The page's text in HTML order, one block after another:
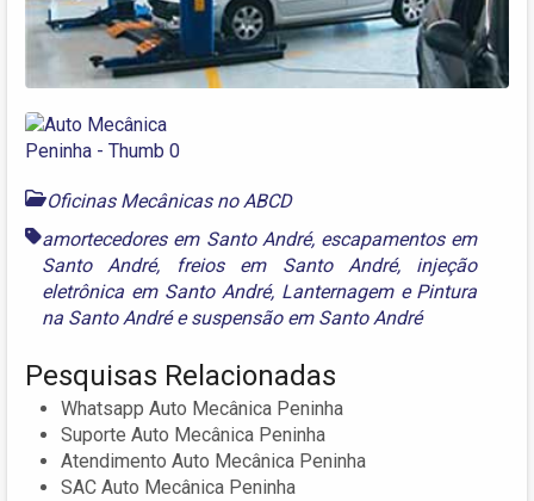
Oficinas Mecânicas no ABCD
amortecedores em Santo André, escapamentos em
Santo André, freios em Santo André, injeção
eletrônica em Santo André, Lanternagem e Pintura
na Santo Andréesuspensão em Santo André
Pesquisas Relacionadas
Whatsapp Auto Mecânica Peninha
Suporte Auto Mecânica Peninha
Atendimento Auto Mecânica Peninha
SAC Auto Mecânica Peninha